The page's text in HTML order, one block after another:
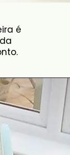
é